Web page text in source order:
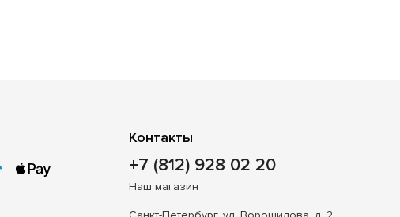
Контакты
+7 (812) 928 02 20
Наш магазин